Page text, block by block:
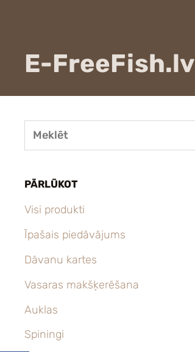
E-FreeFish.lv
PĀRLŪKOT
Visi produkti
Īpašais piedāvājums
Dāvanu kartes
Vasaras makšķerēšana
Auklas
Spiningi